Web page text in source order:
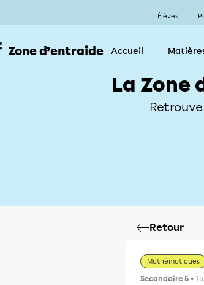
Élèves
Zone d’entraide Accueil
La Zone
Retour
Mathématiques
Secondaire 5 •